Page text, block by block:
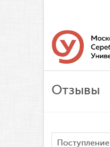
Отзывы
Поступление